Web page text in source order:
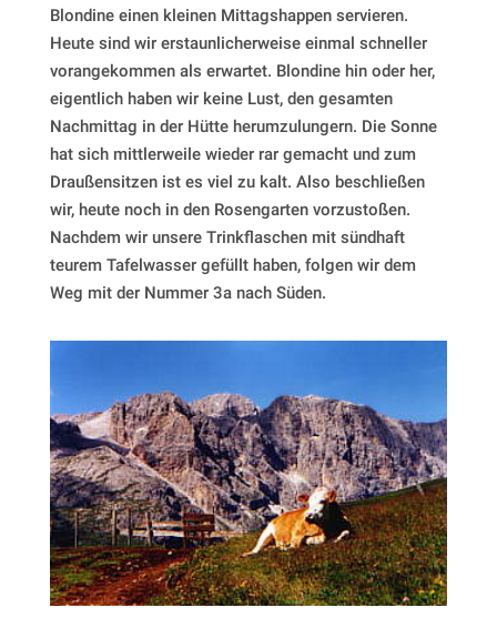
Blondine einen kleinen Mittagshappen servieren.
Heute sind wir erstaunlicherweise einmal schneller
vorangekommen als erwartet. Blondine hin oder her,
eigentlich haben wir keine Lust, den gesamten
Nachmittag in der Hütte herumzulungern. Die Sonne
hat sich mittlerweile wieder rar gemacht und zum
Draußensitzen ist es viel zu kalt. Also beschließen
wir, heute noch in den Rosengarten vorzustoßen.
Nachdem wir unsere Trinkflaschen mit sündhaft
teurem Tafelwasser gefüllt haben, folgen wir dem
Weg mit der Nummer 3a nach Süden.